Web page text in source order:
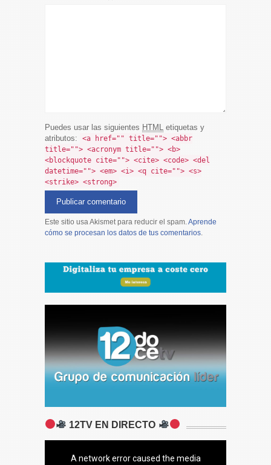
Puedes usar las siguientes HTML
etiquetas y
atributos:
<a href="" title=""> <abbr
title=""> <acronym title=""> <b>
<blockquote cite=""> <cite> <code> <del
datetime=""> <em> <i> <q cite=""> <s>
<strike> <strong>
Este sitio usa Akismet para reducir el spam.Aprende
cómo se procesan los datos de tus comentarios.
12TV EN DIRECTO
A network error caused the media